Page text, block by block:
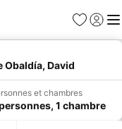
Favoris
Se
Obaldía, David
et chambres
1 chambre